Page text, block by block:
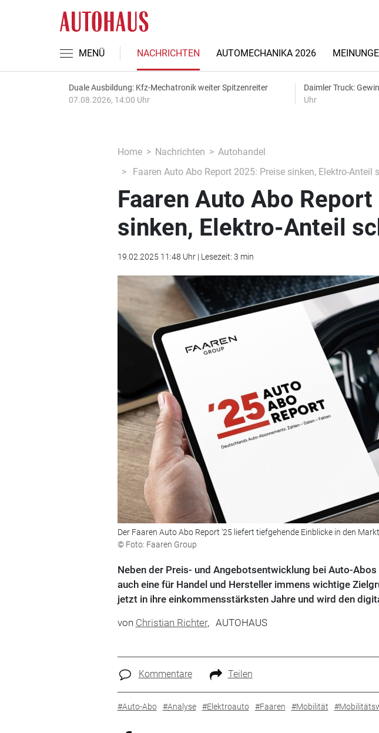
MENÜ NACHRICHTEN AUTOMECHANIKA 2026
Duale Ausbildung: Kfz-Mechatronik weiter Spitzenreiter
07.08.2026, 14:00 Uhr
Daimler Truck:
Uhr
Home Nachrichten
Autohandel
Faaren Auto Abo Report 2025: Preise sinken, Elektro-Anteil
Faaren Auto Abo
sinken, Elektro-Anteil
19.02.2025 11:48 Uhr | Lesezeit: 3 min
Der Faaren Auto Abo Report '25 liefert tiefgehende Einblicke in den
© Foto: Faaren Group
Neben der Preis- und Angebotsentwicklung bei Auto-
auch eine für Handel und Hersteller immens wichtige
jetzt in ihre einkommensstärksten Jahre und wird den
von Christian Richter, AUTOHAUS
Kommentare Teilen
#Auto-Abo #Analyse #Elektroauto #Faaren #Mobilität